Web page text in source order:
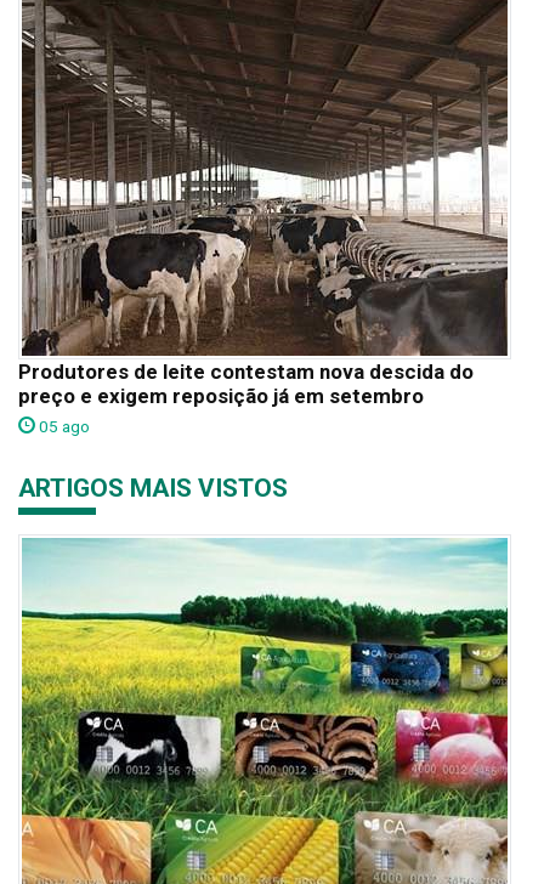
Produtores de leite contestam nova descida do
preço e exigem reposição já em setembro
05 ago
ARTIGOS MAIS VISTOS